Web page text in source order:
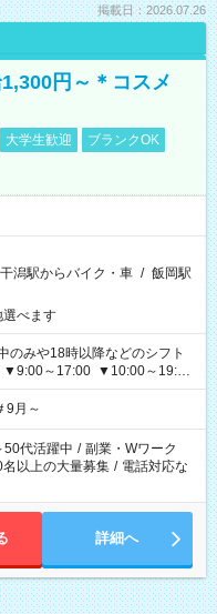
掲載日：2026.07.26
円～＊コスメ
大学生歓迎
ブランクOK
干潟駅からバイク・車 / 飯岡駅
べます
のみや18時以降などのシフト
▼9:00～17:00 ▼10:00～19:00
9月～
50代活躍中 / 副業・Wワーク
名以上の大量募集 / 電話対応な
詳細へ